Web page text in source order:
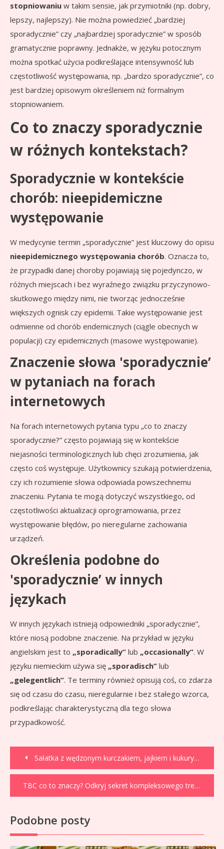
stopniowaniu w takim sensie, jak przymiotniki (np. dobry,
lepszy, najlepszy). Nie można powiedzieć „bardziej
sporadycznie” czy „najbardziej sporadycznie” w sposób
gramatycznie poprawny. Jednakże, w języku potocznym
można spotkać użycia podkreślające intensywność lub
częstotliwość występowania, np. „bardzo sporadycznie”, co
jest bardziej opisowym określeniem niż formalnym
stopniowaniem.
Co to znaczy sporadycznie
w różnych kontekstach?
Sporadycznie w kontekście
chorób: nieepidemiczne
występowanie
W medycynie termin „sporadycznie” jest kluczowy do opisu
nieepidemicznego występowania chorób. Oznacza to,
że przypadki danej choroby pojawiają się pojedynczo, w
różnych miejscach i bez wyraźnego związku przyczynowo-
skutkowego między nimi, nie tworząc jednocześnie
większych ognisk czy epidemii. Takie występowanie jest
odmienne od chorób endemicznych (ciągle obecnych w
populacji) czy epidemicznych (masowe występowanie).
Znaczenie słowa 'sporadycznie’
w pytaniach na forach
internetowych
Na forach internetowych pytania typu „co to znaczy
sporadycznie?” często pojawiają się w kontekście
niejasności terminologicznych lub chęci zrozumienia, jak
często coś występuje. Użytkownicy szukają potwierdzenia,
czy ich rozumienie słowa odpowiada powszechnemu
znaczeniu. Pytania te mogą dotyczyć wszystkiego, od
częstotliwości aktualizacji oprogramowania, przez
występowanie błędów, po nieregularne zachowania
urządzeń.
Określenia podobne do
'sporadycznie’ w innych
językach
W innych językach istnieją odpowiedniki „sporadycznie”,
które niosą podobne znaczenie. Na przykład w języku
angielskim jest to „sporadically” lub „occasionally”. W
języku niemieckim używa się „sporadisch” lub
„gelegentlich”. Te terminy również opisują coś, co zdarza
się od czasu do czasu, nieregularnie i bez stałego wzorca,
podkreślając charakterystyczną dla tego słowa
przypadkowość.
Nawigacja
wpisu
Sałatka z wędzonym kurczakiem, jajkiem i kukurydzą: Twój hit!
TBC co to znaczy? Odkryj sekret kompleksowego treningu!
Podobne posty